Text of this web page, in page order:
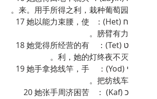
来。用手所得之利，栽种葡萄园。
ח (Het)：	17 她以能力束腰，使
膀臂有力。
ט (Tet)：	18 她觉得所经营的有
利，她的灯终夜不灭。
י (Yod)：	19 她手拿捻线竿，手
把纺线车。
כ (Kaf) ：	20 她张手周济困苦